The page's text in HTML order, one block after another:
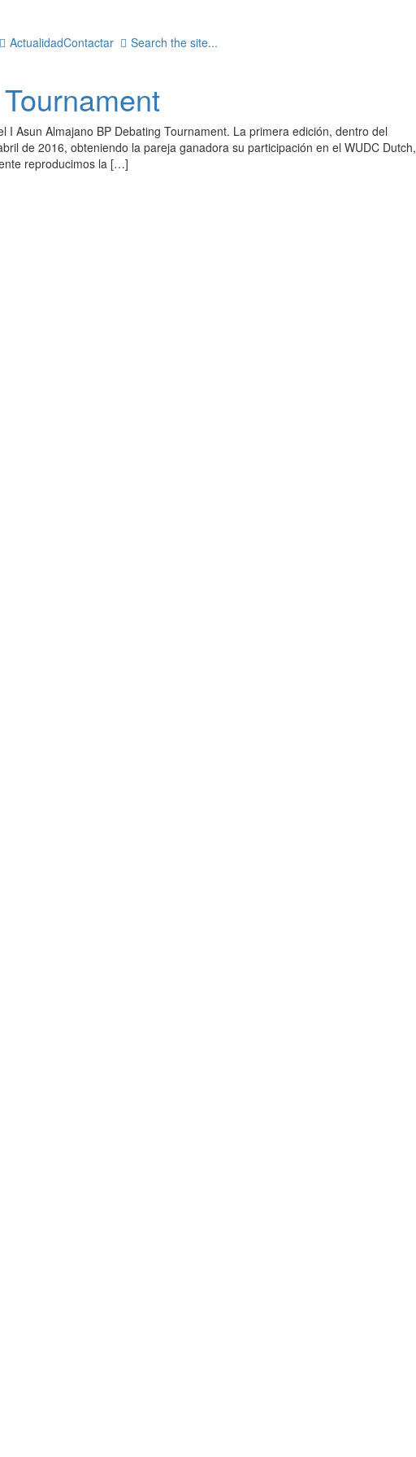
ActualidadContactar Search the site...
Asun Almajano BP Debating Tournament. La primera edición, dentro del
de 2016, obteniendo la pareja ganadora su participación en el WUDC Dutch,
reproducimos la […]